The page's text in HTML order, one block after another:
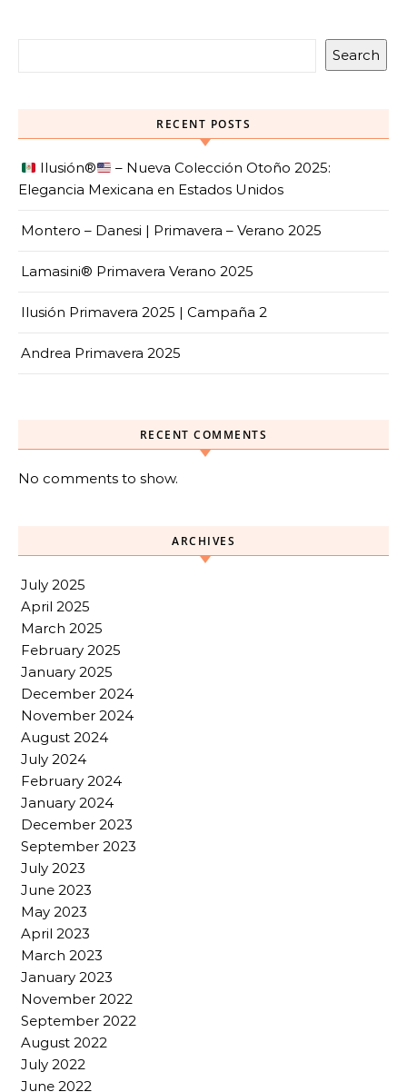
Search
RECENT POSTS
Ilusión®️
– Nueva Colección Otoño 2025:
Elegancia Mexicana en Estados Unidos
Montero – Danesi | Primavera – Verano 2025
Lamasini® Primavera Verano 2025
Ilusión Primavera 2025 | Campaña 2
Andrea Primavera 2025
RECENT COMMENTS
No comments to show.
ARCHIVES
July 2025
April 2025
March 2025
February 2025
January 2025
December 2024
November 2024
August 2024
July 2024
February 2024
January 2024
December 2023
September 2023
July 2023
June 2023
May 2023
April 2023
March 2023
January 2023
November 2022
September 2022
August 2022
July 2022
June 2022